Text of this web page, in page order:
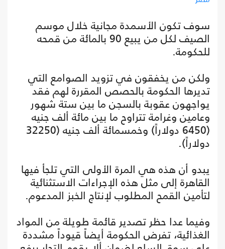
سوف تكون الأسمدة مجانية خلال موسم
الصيف لكل من يبيع 90 بالمائة من قمحه
للحكومة.
ولكن من يخفقون في تزويد الصوامع التي
تديرها الحكومة بالحصص المقررة لهم فقد
يواجهون عقوبة بالسجن ما بين ستة شهور
وعامين وغرامة تتراوح ما بين مائة ألف جنيه
(6450 دولاراً) وخمسمائة ألف جنيه (32250
دولاراً).
يبدو أن هذه هي المرة الأولى التي تلجأ فيها
القاهرة إلى مثل هذه الإجراءات الاستثنائية
لتأمين القمح المطلوب لإنتاج الخبز المدعوم.
وفيما عدا حظر تصدير قائمة طويلة من المواد
الغذائية، تفرض الحكومة أيضاً قيوداً مشددة